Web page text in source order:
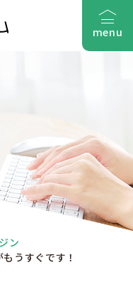
menu
ン
うすぐです！